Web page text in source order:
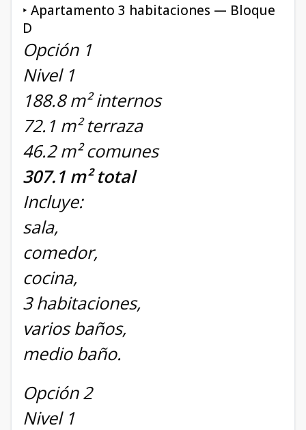
‣ Apartamento 3 habitaciones — Bloque
D
Opción 1
Nivel 1
188.8 m² internos
72.1 m² terraza
46.2 m² comunes
307.1 m² total
Incluye:
sala,
comedor,
cocina,
3 habitaciones,
varios baños,
medio baño.
Opción 2
Nivel 1